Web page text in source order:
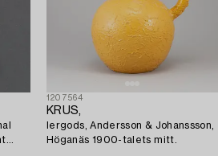
1207564
KRUS,
lergods, Andersson & Johanssson,
Höganäs 1900-talets mitt.